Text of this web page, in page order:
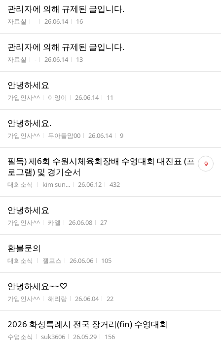
관리자에 의해 규제된 글입니다.
게시판명
자료실 작성자
- 작성시간
26.06.14 조회수
16
관리자에 의해 규제된 글입니다.
게시판명
자료실 작성자
- 작성시간
26.06.14 조회수
13
안녕하세요
게시판명
가입인사^^ 작성자
이잉이 작성시간
26.06.14 조회수
11
안녕하세요.
게시판명
가입인사^^ 작성자
두아들맘00 작성시간
26.06.14 조회수
9
필독) 제6회 수원시체육회장배 수영대회 대진표 (프
로그램) 및 경기순서
게시판명
대회소식 작성자
kim sun... 작성시간
26.06.12 조회수
432
댓
글 9
안녕하세요
게시판명
가입인사^^ 작성자
카엘 작성시간
26.06.08 조회수
27
환불문의
게시판명
대회소식 작성자
젤프스 작성시간
26.06.06 조회수
105
안녕하세요~~♡
게시판명
가입인사^^ 작성자
해리랑 작성시간
26.06.04 조회수
22
2026 화성특례시 전국 장거리(fin) 수영대회
게시판명
수영소식 작성자
suk3606 작성시간
26.05.29 조회수
156